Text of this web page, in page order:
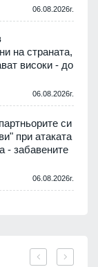
06.08.2026г.
на страната,
високи - до
06.08.2026г.
си
при атаката
- забавените
06.08.2026г.